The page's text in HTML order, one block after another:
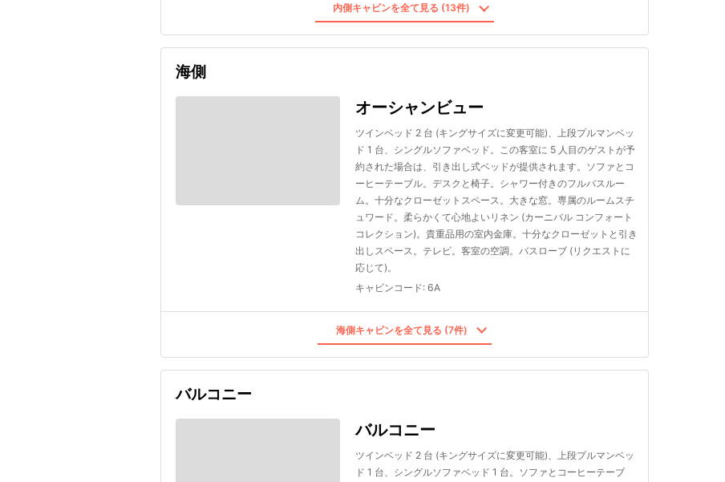
内側キャビンを全て見る (13件)
海側
オーシャンビュー
ツインベッド 2 台 (キングサイズに変更可能)、上段プルマンベッ
ド 1 台、シングルソファベッド。この客室に 5 人目のゲストが予
約された場合は、引き出し式ベッドが提供されます。ソファとコ
ーヒーテーブル。デスクと椅子。シャワー付きのフルバスルー
ム。十分なクローゼットスペース。大きな窓。専属のルームスチ
ュワード。柔らかくて心地よいリネン (カーニバル コンフォート
コレクション)。貴重品用の室内金庫。十分なクローゼットと引き
出しスペース。テレビ。客室の空調。バスローブ (リクエストに
応じて)。
キャビンコード: 6A
海側キャビンを全て見る (7件)
バルコニー
バルコニー
ツインベッド 2 台 (キングサイズに変更可能)、上段プルマンベッ
ド 1 台、シングルソファベッド 1 台。ソファとコーヒーテーブ